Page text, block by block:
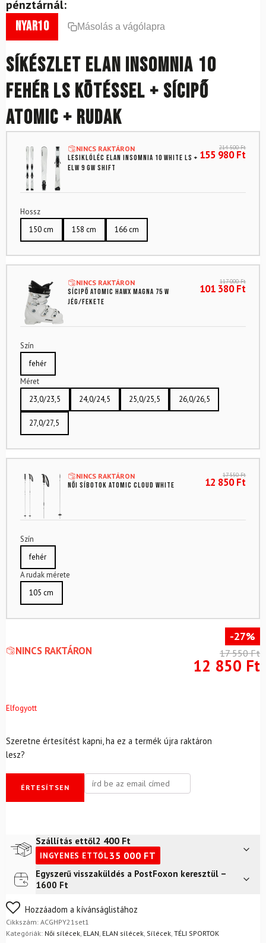
pénztárnál:
nyar10 Másolás a vágólapra
Síkészlet ELAN Insomnia 10
fehér LS kötéssel + sícipő
Atomic + rudak
NINCS RAKTÁRON
Lesiklóléc ELAN Insomnia 10 White LS +
ELW 9 GW Shift
214 500Ft
155 980Ft
Hossz
150 cm
158 cm 166 cm
NINCS RAKTÁRON
Sícipő ATOMIC Hawx Magna 75 W
Jég/Fekete
117 000Ft
101 380Ft
Szín
fehér
Méret
23,0/23,5
24,0/24,5 25,0/25,5 26,0/26,5
27,0/27,5
NINCS RAKTÁRON
Női síbotok ATOMIC Cloud White
17 550Ft
12 850Ft
Szín
fehér
A rudak mérete
105 cm
NINCS RAKTÁRON
-27%
17 550Ft
12 850 Ft
Elfogyott
Szeretne értesítést kapni, ha ez a termék újra raktáron
lesz?
ÉRTESÍTSEN
Szállítás ettől2 400 Ft
INGYENES ETTŐL35 000 FT
Futár a címre2 400
Egyszerű visszaküldés a PostFoxon keresztül –
1600 Ft
Nem biztos a választásában? Semmi gond – a terméket
egyszerűen visszaküldheti 14 napon belül, indoklás nélkül.
Mik a visszaküldés feltételei?
Hozzáadom a kívánságlistához
Cikkszám: ACGHPY21set1
Kategóriák: Női sílécek, ELAN, ELAN sílécek, Sílécek, TÉLI SPORTOK